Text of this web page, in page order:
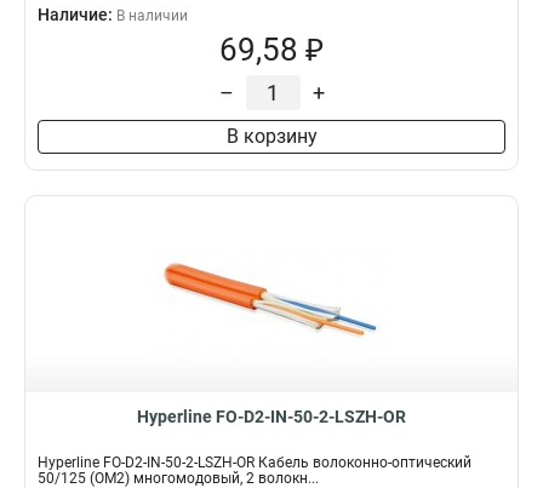
Наличие: В наличии
69,58 ₽
– +
В корзину
Hyperline FO-D2-IN-50-2-LSZH-OR
Hyperline FO-D2-IN-50-2-LSZH-OR Кабель волоконно-оптический
50/125 (OM2) многомодовый, 2 волокн...